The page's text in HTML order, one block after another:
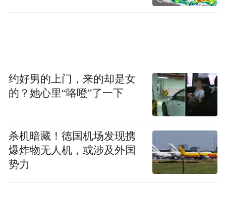
约好男的上门，来的却是女
的？她心里“咯噔”了一下
杀机暗藏！德国机场发现携
爆炸物无人机，或涉及外国
势力